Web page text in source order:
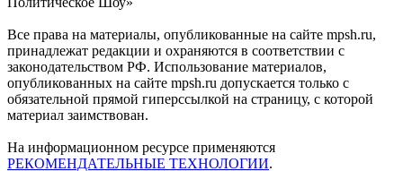
Все права на материалы, опубликованные на сайте mpsh.ru,
принадлежат редакции и охраняются в соответствии с
законодательством РФ. Использование материалов,
опубликованных на сайте mpsh.ru допускается только с
обязательной прямой гиперссылкой на страницу, с которой
материал заимствован.
На информационном ресурсе применяются
РЕКОМЕНДАТЕЛЬНЫЕ ТЕХНОЛОГИИ.